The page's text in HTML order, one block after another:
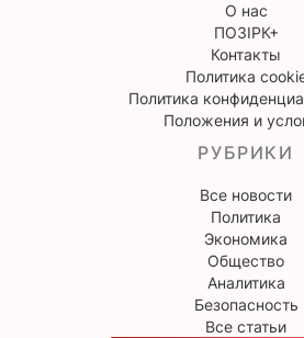
О нас
ПОЗІРК+
Контакты
Политика
Политика
Положения и
РУБРИКИ
Все новости
Политика
Экономика
Общество
Аналитика
Безопасность
Все статьи